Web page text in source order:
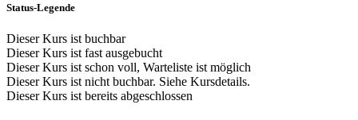
Status-Legende
Dieser Kurs ist buchbar
Dieser Kurs ist fast ausgebucht
Dieser Kurs ist schon voll, Warteliste ist möglich
Dieser Kurs ist nicht buchbar. Siehe Kursdetails.
Dieser Kurs ist bereits abgeschlossen